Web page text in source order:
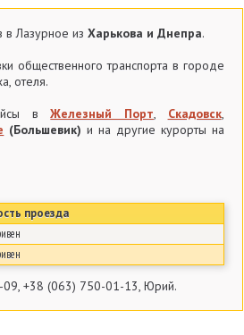
в Лазурное из Харькова и Днепра.
общественного транспорта в городе
отеля.
вЖелезный Порт, Скадовск,
(Большевик) и на другие курорты на
проезда
+38 (063) 750-01-13, Юрий.